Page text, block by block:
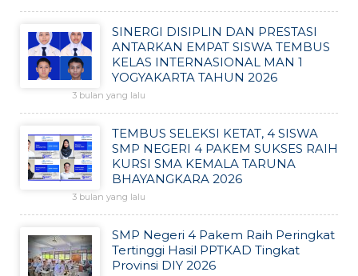
SINERGI DISIPLIN DAN PRESTASI
ANTARKAN EMPAT SISWA TEMBUS
KELAS INTERNASIONAL MAN 1
YOGYAKARTA TAHUN 2026
3 bulan yang lalu
TEMBUS SELEKSI KETAT, 4 SISWA
SMP NEGERI 4 PAKEM SUKSES RAIH
KURSI SMA KEMALA TARUNA
BHAYANGKARA 2026
3 bulan yang lalu
SMP Negeri 4 Pakem Raih Peringkat
Tertinggi Hasil PPTKAD Tingkat
Provinsi DIY 2026